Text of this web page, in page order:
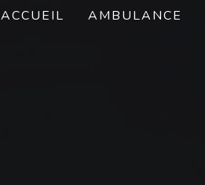
ACCUEIL AMBULANCE